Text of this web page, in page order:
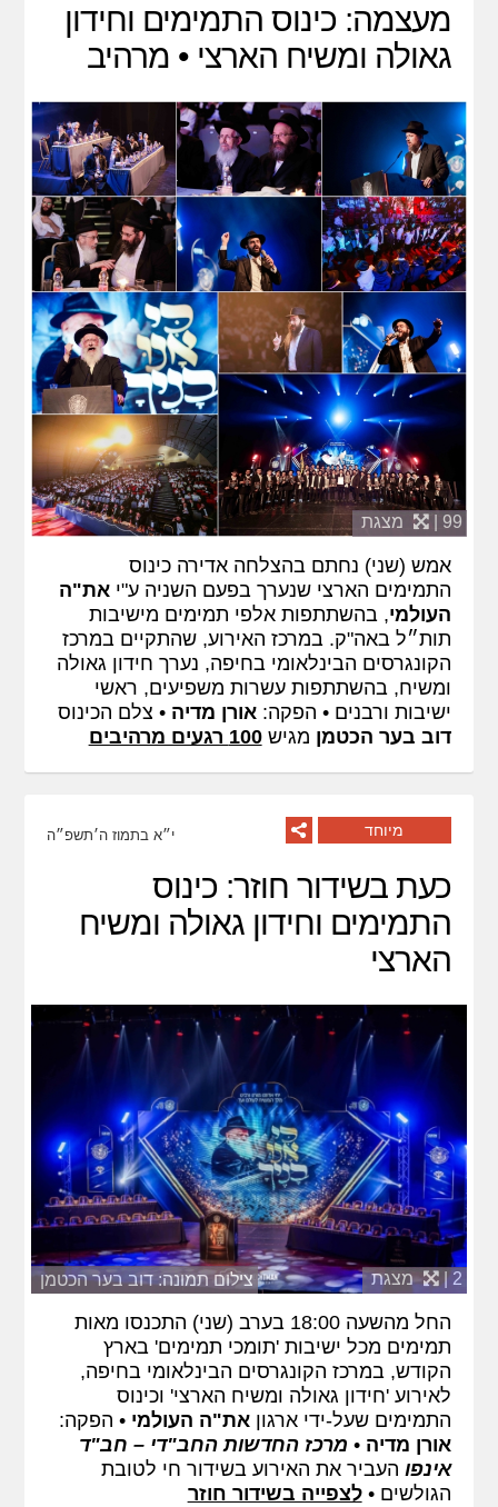
מעצמה: כינוס התמימים וחידון
גאולה ומשיח הארצי • מרהיב
99 | מצגת
אמש (שני) נחתם בהצלחה אדירה כינוס
התמימים הארצי שנערך בפעם השניה ע"יאת"ה
העולמי, בהשתתפות אלפי תמימים מישיבות
תות״ל באה"ק. במרכז האירוע, שהתקיים במרכז
הקונגרסים הבינלאומי בחיפה, נערך חידון גאולה
ומשיח, בהשתתפות עשרות משפיעים, ראשי
ישיבות ורבנים • הפקה:אורן מדיה • צלם הכינוס
דוב בער הכטמן מגיש100 רגעים מרהיבים
מיוחד י״א בתמוז ה׳תשפ״ה
כעת בשידור חוזר: כינוס
התמימים וחידון גאולה ומשיח
הארצי
צילום תמונה: דוב בער הכטמן 2 | מצגת
החל מהשעה 18:00 בערב (שני) התכנסו מאות
תמימים מכל ישיבות 'תומכי תמימים' בארץ
הקודש, במרכז הקונגרסים הבינלאומי בחיפה,
לאירוע 'חידון גאולה ומשיח הארצי' וכינוס
התמימים שעל-ידי ארגוןאת"ה העולמי • הפקה:
אורן מדיה• מרכז החדשות החב"די – חב"ד
אינפו העביר את האירוע בשידור חי לטובת
הגולשים •לצפייה בשידור חוזר